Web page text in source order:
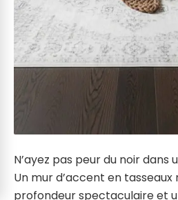
N’ayez pas peur du noir
Un mur d’accent en tasseaux
profondeur spectaculaire et